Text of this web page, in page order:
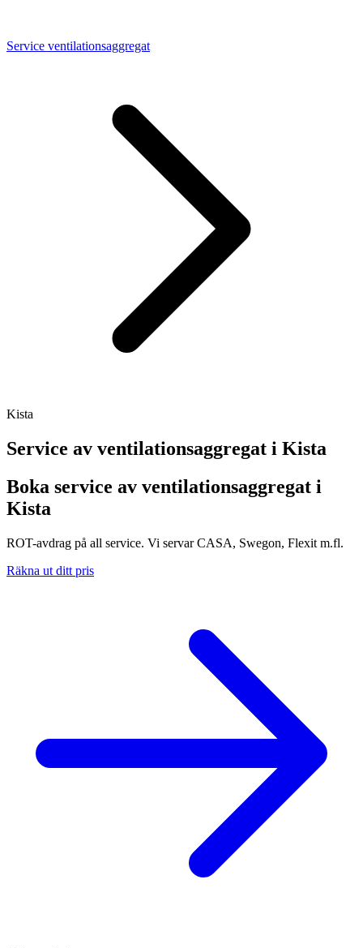
Service ventilationsaggregat
Kista
Service av ventilationsaggregat i Kista
Boka service av ventilationsaggregat i
Kista
ROT-avdrag på all service. Vi servar CASA, Swegon, Flexit m.fl.
Räkna ut ditt pris